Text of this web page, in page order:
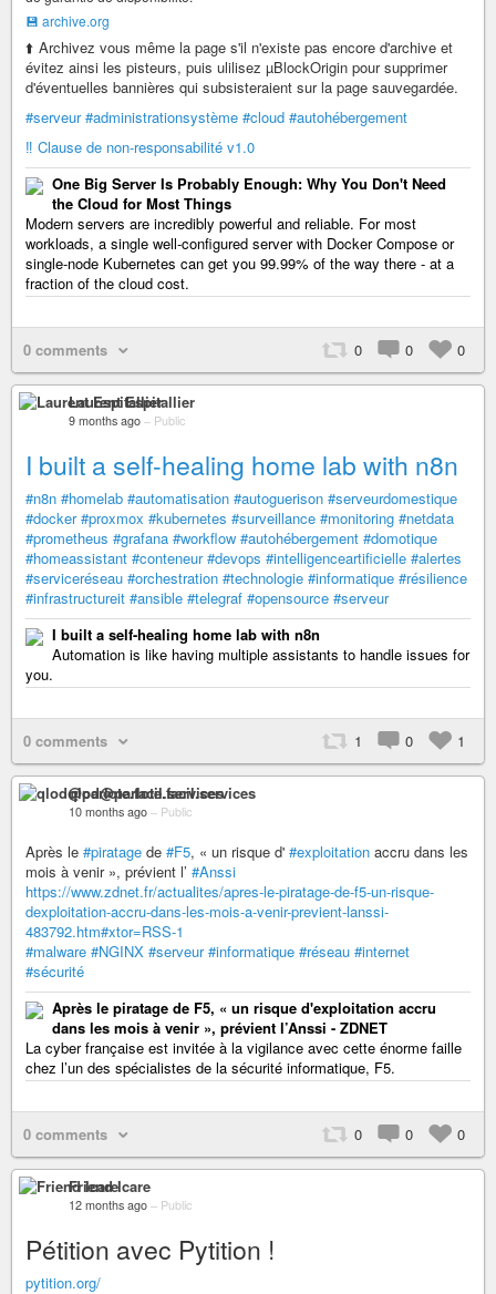
💾 archive.org
⬆️ Archivez vous même la page s'il n'existe pas encore d'archive et
évitez ainsi les pisteurs, puis ulilisez µBlockOrigin pour supprimer
d'éventuelles bannières qui subsisteraient sur la page sauvegardée.
#serveur #administrationsystème #cloud #autohébergement
‼️ Clause de non-responsabilité v1.0
One Big Server Is Probably Enough: Why You Don't Need
the Cloud for Most Things
Modern servers are incredibly powerful and reliable. For most
workloads, a single well-configured server with Docker Compose or
single-node Kubernetes can get you 99.99% of the way there - at a
fraction of the cloud cost.
0 comments 0 0 0
Laurent Espitallier
9 months ago – Public
I built a self-healing home lab with n8n
#n8n #homelab #automatisation #autoguerison #serveurdomestique
#docker #proxmox #kubernetes #surveillance #monitoring #netdata
#prometheus #grafana #workflow #autohébergement #domotique
#homeassistant #conteneur #devops #intelligenceartificielle #alertes
#serviceréseau #orchestration #technologie #informatique #résilience
#infrastructureit #ansible #telegraf #opensource #serveur
I built a self-healing home lab with n8n
Automation is like having multiple assistants to handle issues for
you.
0 comments 1 0 1
qlod@parlote.facil.services
10 months ago – Public
Après le #piratage de #F5, « un risque d' #exploitation accru dans les
mois à venir », prévient l’ #Anssi
https://www.zdnet.fr/actualites/apres-le-piratage-de-f5-un-risque-
dexploitation-accru-dans-les-mois-a-venir-previent-lanssi-
483792.htm#xtor=RSS-1
#malware #NGINX #serveur #informatique #réseau #internet
#sécurité
Après le piratage de F5, « un risque d'exploitation accru
dans les mois à venir », prévient l’Anssi - ZDNET
La cyber française est invitée à la vigilance avec cette énorme faille
chez l’un des spécialistes de la sécurité informatique, F5.
0 comments 0 0 0
Friend Icare
12 months ago – Public
Pétition avec Pytition !
pytition.org/